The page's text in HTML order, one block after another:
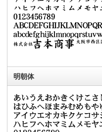
明朝体